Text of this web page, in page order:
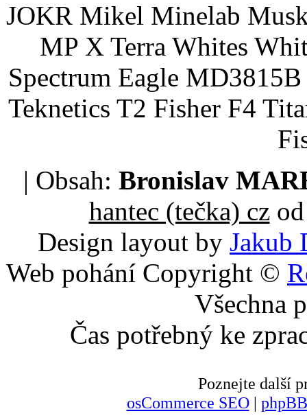
JOKR Mikel Minelab
MP X Terra Whites
Spectrum Eagle
Teknetics T2 Fisher F4
| Obsah: Bronislav
hantec (tečka) czod
Design layout by Jakub
Web pohání Copyright ©
Všechna
Čas potřebný ke
Poznejte další
osCommerce SEO|